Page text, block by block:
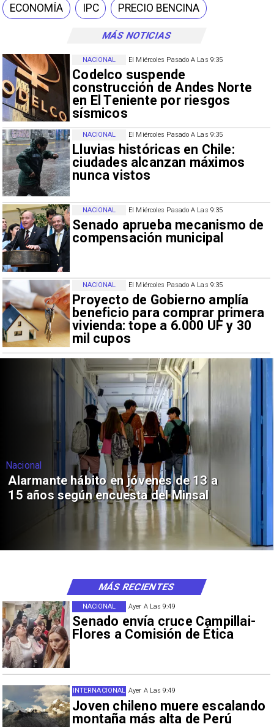
MÁS NOTICIAS
El Miércoles Pasado A Las 9:35
Codelco suspende
construcción de Andes Norte
en El Teniente por riesgos
sísmicos
NACIONAL
El Miércoles Pasado A Las 9:35
Lluvias históricas en Chile:
ciudades alcanzan máximos
nunca vistos
NACIONAL
El Miércoles Pasado A Las 9:35
Senado aprueba mecanismo de
compensación municipal
NACIONAL
El Miércoles Pasado A Las 9:35
Proyecto de Gobierno amplía
beneficio para comprar primera
vivienda: tope a 6.000 UF y 30
mil cupos
NACIONAL
ECONOMÍA IPC PRECIO BENCINA
Nacional
Alarmante hábito en jóvenes de 13 a
15 años según encuesta del Minsal
Ayer A Las 9:49
Senado envía cruce Campillai-
Flores a Comisión de Ética
NACIONAL
Ayer A Las 9:49
Joven chileno muere escalando
montaña más alta de Perú
INTERNACIONAL
MÁS RECIENTES